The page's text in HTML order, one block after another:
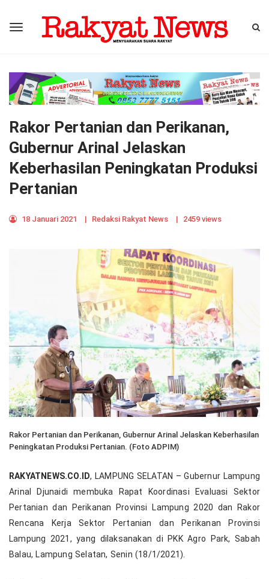
Rakor Pertanian dan Perikanan,
Gubernur Arinal Jelaskan
Keberhasilan Peningkatan Produksi
Pertanian
18 Januari 2021 | Redaksi Rakyat News | 2459 views
Rakor Pertanian dan Perikanan, Gubernur Arinal Jelaskan Keberhasilan
Peningkatan Produksi Pertanian. (Foto ADPIM)
RAKYATNEWS.CO.ID, LAMPUNG SELATAN – Gubernur Lampung
Arinal Djunaidi membuka Rapat Koordinasi Evaluasi Sektor
Pertanian dan Perikanan Provinsi Lampung 2020 dan Rakor
Rencana Kerja Sektor Pertanian dan Perikanan Provinsi
Lampung 2021, yang dilaksanakan di PKK Agro Park, Sabah
Balau, Lampung Selatan, Senin (18/1/2021).